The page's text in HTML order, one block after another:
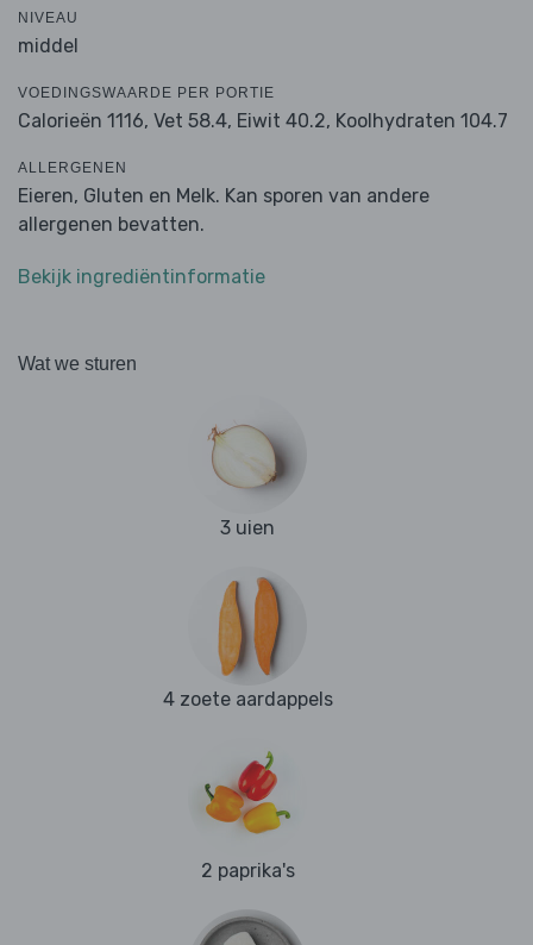
NIVEAU
middel
VOEDINGSWAARDE PER PORTIE
Calorieën 1116, Vet 58.4, Eiwit 40.2, Koolhydraten 104.7
ALLERGENEN
Eieren, Gluten en Melk. Kan sporen van andere
allergenen bevatten.
Bekijk ingrediëntinformatie
Wat we sturen
3 uien
4 zoete aardappels
2 paprika's